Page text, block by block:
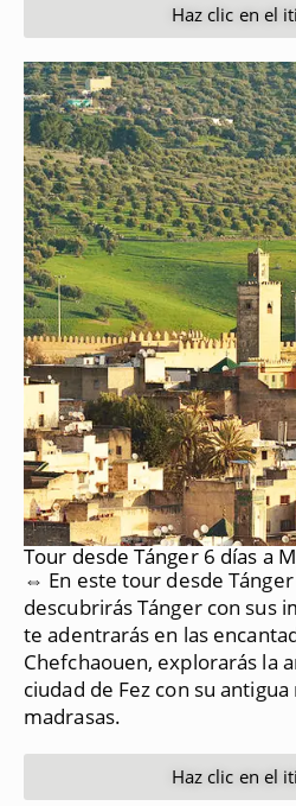
Haz clic en el
Tour desde Tánger 6 días a
⇔ En este tour desde
descubrirás Tánger con sus
te adentrarás en las
Chefchaouen, explorarás la
ciudad de Fez con su
madrasas.
Haz clic en el